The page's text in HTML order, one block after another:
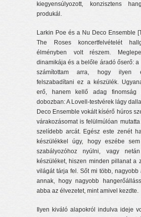
kiegyensúlyozott, konzisztens
produkál.
Larkin Poe és a Nu Deco Ensemble
The Roses koncertfelvételét
élményben volt részem.
dinamikája és a belőle áradó őserő: a
számítottam arra, hogy ilyen
felszabadítani ez a készülék.
erő, hanem kellő adag
dobozban: A Lovell-testvérek lágy
Deco Ensemble vokált kísérő húros
várakozásomat is felülmúlóan
szelídebb arcát. Egész este zenét
készülékkel úgy, hogy eszébe
szabályozóhoz nyúlni, vagy
készüléket, hiszen minden pillanat a
világát tárja fel. Sőt mi több, nagyobb
annak, hogy nagyobb
abba az élvezetet, mint amivel kezdte.
Ilyen kiváló alapokról indulva ideje